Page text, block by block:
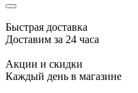
Быстрая доставка
Доставим за 24 часа
Акции и скидки
Каждый день в магазине